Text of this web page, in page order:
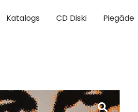
Katalogs CD Diski Piegāde